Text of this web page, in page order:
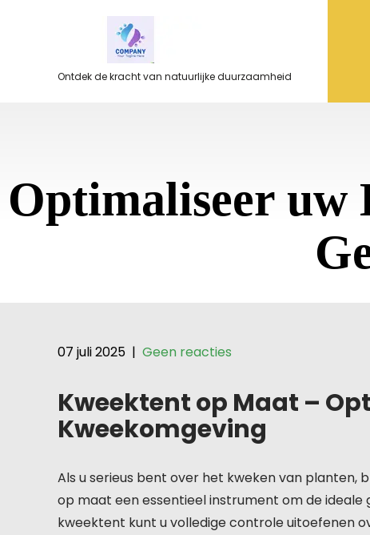
Ontdek de kracht van natuurlijke duurzaamheid
Optimaliseer uw
07 juli 2025 | Geen reacties
Kweektent op Maat –
Kweekomgeving
Als u serieus bent over het kweken van planten,
op maat een essentieel instrument om de
kweektent kunt u volledige controle uitoefenen